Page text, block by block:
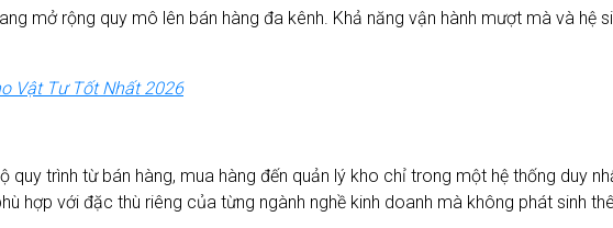
mở rộng quy mô lên bán hàng đa kênh. Khả năng vận hành mượt mà và hệ
Vật Tư Tốt Nhất 2026
quy trình từ bán hàng, mua hàng đến quản lý kho chỉ trong một hệ thống duy
hợp với đặc thù riêng của từng ngành nghề kinh doanh mà không phát sinh